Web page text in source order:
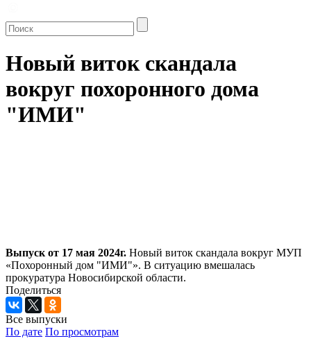
Новый виток скандала
вокруг похоронного дома
"ИМИ"
Выпуск от 17 мая 2024г. Новый виток скандала вокруг МУП
«Похоронный дом "ИМИ"». В ситуацию вмешалась
прокуратура Новосибирской области.
Поделиться
Все выпуски
По дате По просмотрам